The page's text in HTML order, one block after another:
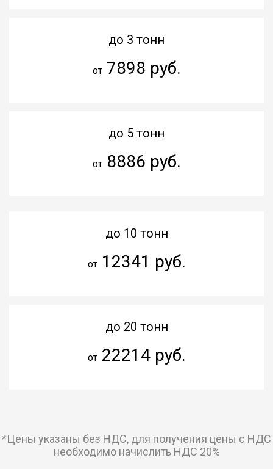
до 3 тонн
от7898 руб.
до 5 тонн
от8886 руб.
до 10 тонн
от12341 руб.
до 20 тонн
от22214 руб.
*Цены указаны без НДС, для получения цены с НДС
необходимо начислить НДС 20%